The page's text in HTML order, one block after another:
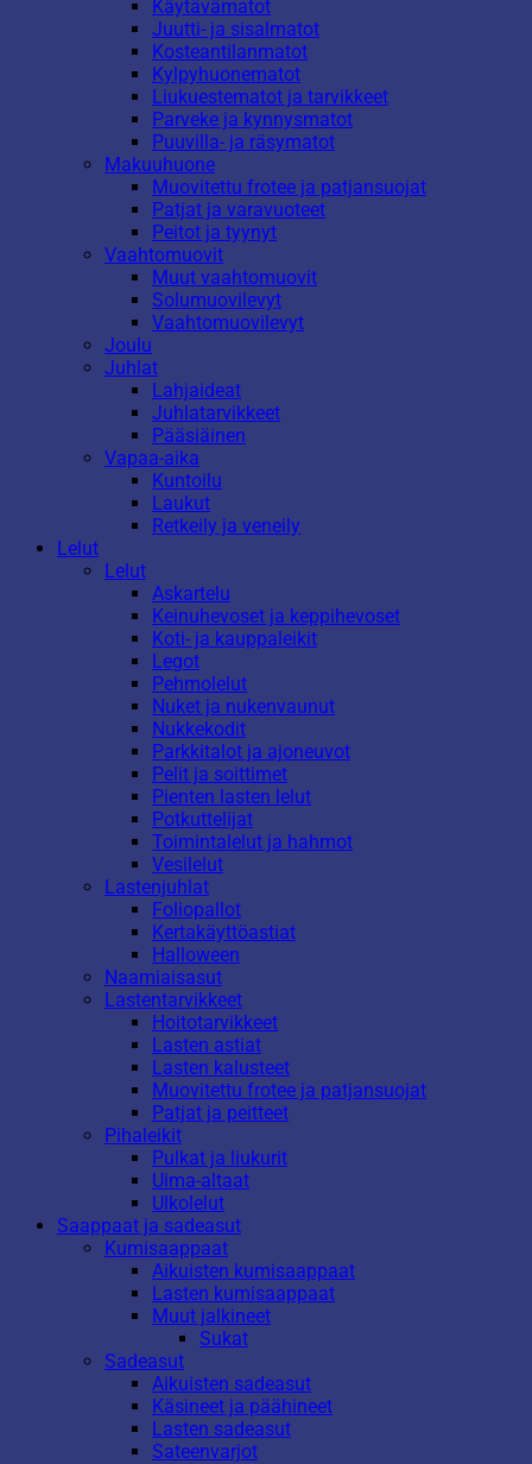
Käytävämatot
Juutti- ja sisalmatot
Kosteantilanmatot
Kylpyhuonematot
Liukuestematot ja tarvikkeet
Parveke ja kynnysmatot
Puuvilla- ja räsymatot
Makuuhuone
Muovitettu frotee ja patjansuojat
Patjat ja varavuoteet
Peitot ja tyynyt
Vaahtomuovit
Muut vaahtomuovit
Solumuovilevyt
Vaahtomuovilevyt
Joulu
Juhlat
Lahjaideat
Juhlatarvikkeet
Pääsiäinen
Vapaa-aika
Kuntoilu
Laukut
Retkeily ja veneily
Lelut
Lelut
Askartelu
Keinuhevoset ja keppihevoset
Koti- ja kauppaleikit
Legot
Pehmolelut
Nuket ja nukenvaunut
Nukkekodit
Parkkitalot ja ajoneuvot
Pelit ja soittimet
Pienten lasten lelut
Potkuttelijat
Toimintalelut ja hahmot
Vesilelut
Lastenjuhlat
Foliopallot
Kertakäyttöastiat
Halloween
Naamiaisasut
Lastentarvikkeet
Hoitotarvikkeet
Lasten astiat
Lasten kalusteet
Muovitettu frotee ja patjansuojat
Patjat ja peitteet
Pihaleikit
Pulkat ja liukurit
Uima-altaat
Ulkolelut
Saappaat ja sadeasut
Kumisaappaat
Aikuisten kumisaappaat
Lasten kumisaappaat
Muut jalkineet
Sukat
Sadeasut
Aikuisten sadeasut
Käsineet ja päähineet
Lasten sadeasut
Sateenvarjot